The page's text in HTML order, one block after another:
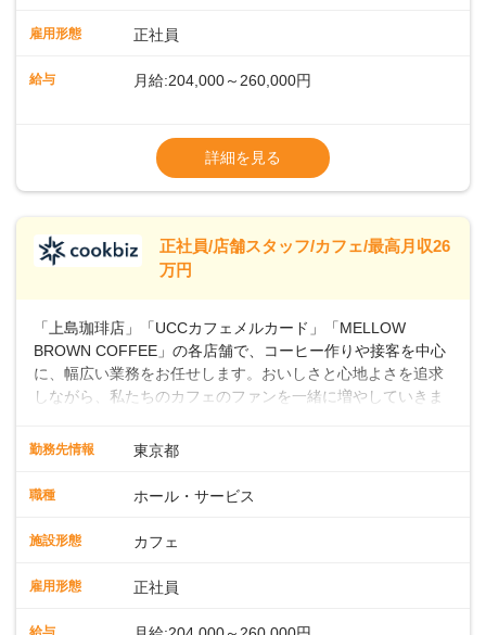
業務に馴染める環境です。「カフェの接客は初めて」という
ッフとして経験を積んだ後、店長を目指してみませんか。売
よ♪あなたも、無理なくステップアップできる環境で、少しず
つ成長していきませんか？
雇用形態 正社員
給与 月給:204,000～260,000円
ます・東日本エリア：月給21万4000～27万
※経験・スキルを考慮の上、決定します。
※別途、残業代および各種手当あり
※試用期間なし
■店長職： ・西日本／月給26万7500円
万円＋賞与(年3回)・店長職：年収410万円／
詳細を見る
正社員/店舗スタッフ/カフェ/最高月収26
万円
「上島珈琲店」「UCCカフェメルカード」「MELLOW
BROWN COFFEE」の各店舗で、コーヒー作りや接客を中心
に、幅広い業務をお任せします。おいしさと心地よさを追求
しながら、私たちのカフェのファンを一緒に増やしていきま
クの作成お客様のご案内、レジ対応軽食メニューの調理店内
ート体制充実コーヒーの知識から接客マナーまで、先輩スタ
年齢層が活躍しており、チームワークも抜群です。基本マニ
業務に馴染める環境です。「カフェの接客は初めて」という
ッフとして経験を積んだ後、店長を目指してみませんか。売
勤務先情報 東京都
職種 ホール・サービス
施設形態 カフェ
雇用形態 正社員
給与